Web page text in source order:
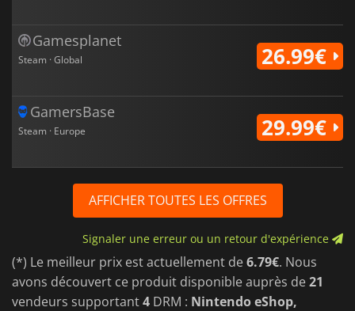
Gamesplanet
Steam · Global 26.99€
GamersBase
Steam · Europe 29.99€
AFFICHER TOUTES LES OFFRES
Signaler une erreur ou un retour d'expérience
(*) Le meilleur prix est actuellement de6.79€. Nous
avons découvert ce produit disponible auprès de21
vendeurs supportant4 DRM : Nintendo eShop,